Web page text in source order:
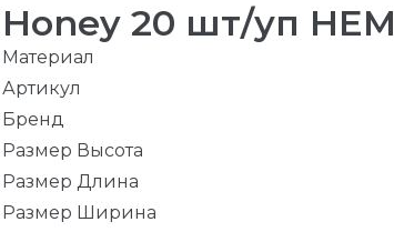
Honey 20 шт/уп HEM
Материал
Артикул
Бренд
Размер Высота
Размер Длина
Размер Ширина